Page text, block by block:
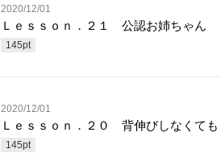
2020/12/01
Ｌｅｓｓｏｎ．２１ 公認お姉ちゃん
145pt
2020/12/01
Ｌｅｓｓｏｎ．２０ 背伸びしなくても
145pt